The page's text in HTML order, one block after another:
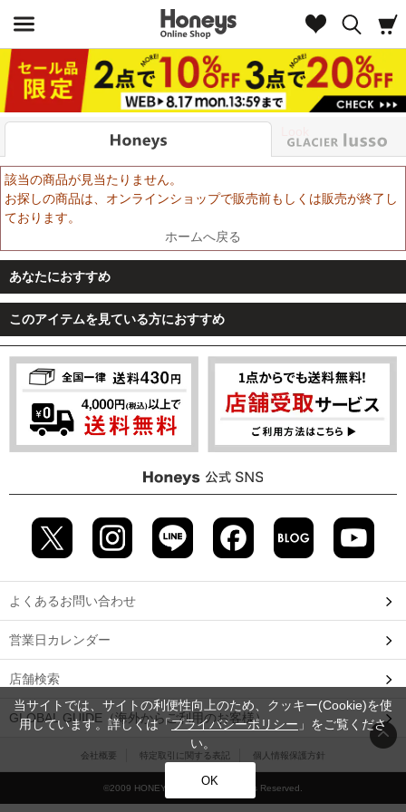
該当の商品が見当たりません。
お探しの商品は、オンラインショップで販売前もしくは販売が終了し
ております。
ホームへ戻る
あなたにおすすめ
このアイテムを見ている方におすすめ
よくあるお問い合わせ
営業日カレンダー
店舗検索
GLOBAL GUIDE（海外からご利用のお客様）
会社概要 特定取引に関する表記 個人情報保護方針
©2009 HONEYS CO., LTD. All Rights Reserved.
当サイトでは、サイトの利便性向上のため、クッキー(Cookie)を使
用しています。詳しくは「プライバシーポリシー 」をご覧くださ
い。
OK